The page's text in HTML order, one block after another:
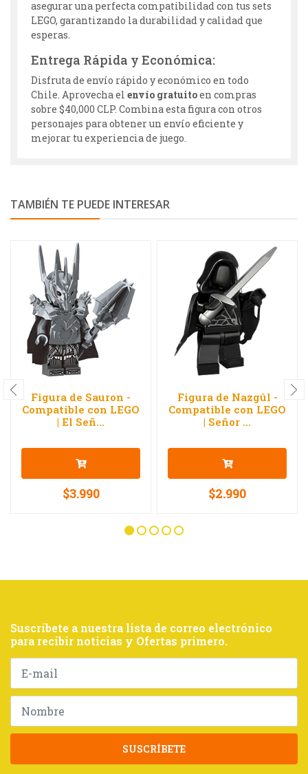
asegurar una perfecta compatibilidad con tus sets
LEGO, garantizando la durabilidad y calidad que
esperas.
Entrega Rápida y Económica:
Disfruta de envío rápido y económico en todo
Chile. Aprovecha el envío gratuitoen compras
sobre $40,000 CLP. Combina esta figura con otros
personajes para obtener un envío eficiente y
mejorar tu experiencia de juego.
TAMBIÉN TE PUEDE INTERESAR
Figura de Sauron -
Compatible con LEGO
| El Señ...
$3.990
Figura de Nazgûl -
Compatible con LEGO
| Señor ...
$2.990
Suscríbete a nuestra lista de correo electrónico
para recibir noticias y Ofertas primero.
SUSCRÍBETE